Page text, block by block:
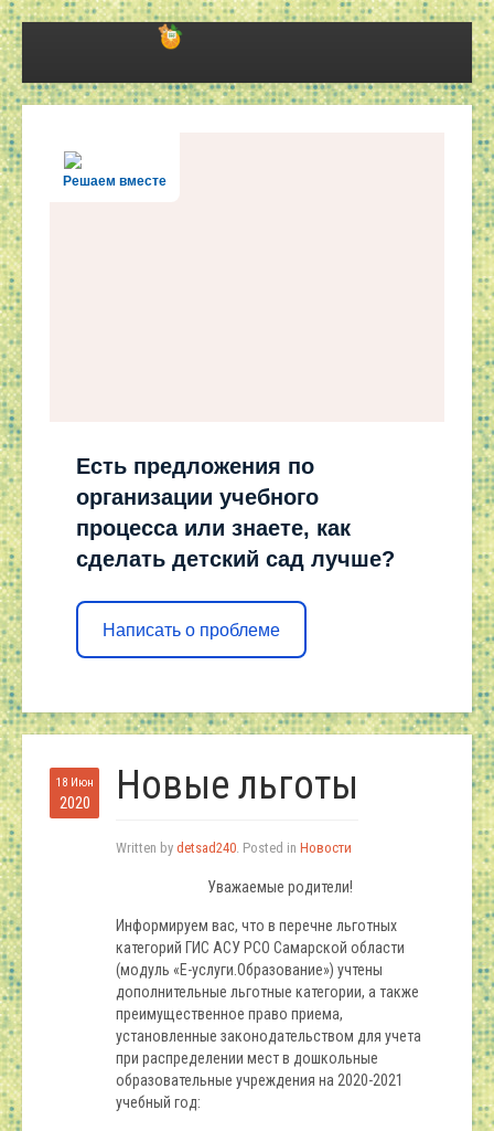
Решаем вместе
Есть предложения по
организации учебного
процесса или знаете, как
сделать детский сад лучше?
Написать о проблеме
18 Июн
2020 Новые льготы
Written by detsad240. Posted in Новости
Уважаемые родители!
Информируем вас, что в перечне льготных
категорий ГИС АСУ РСО Самарской области
(модуль «Е-услуги.Образование») учтены
дополнительные льготные категории, а также
преимущественное право приема,
установленные законодательством для учета
при распределении мест в дошкольные
образовательные учреждения на 2020-2021
учебный год: